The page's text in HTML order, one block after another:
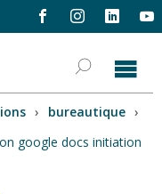
› bureautique ›
google docs initiation